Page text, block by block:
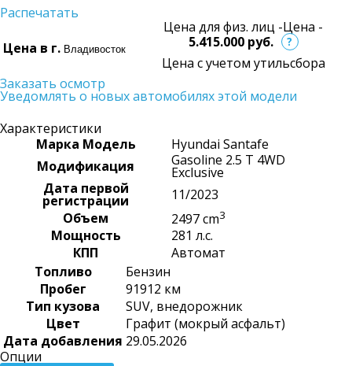
Распечатать
Цена в г.
Цена для физ. лиц -Цена -
5.415.000руб. ?
Цена с учетом утильсбора
Заказать осмотр
Уведомлять о новых автомобилях этой модели
Характеристики
Марка Модель
Hyundai Santafe
Модификация
Gasoline 2.5 T 4WD
Exclusive
Дата первой
регистрации
11/2023
Объем
2497 cm3
Мощность
281 л.с.
КПП
Автомат
Топливо
Бензин
Пробег
91912 км
Тип кузова
SUV, внедорожник
Цвет
Графит (мокрый асфальт)
Дата добавления 29.05.2026
Опции